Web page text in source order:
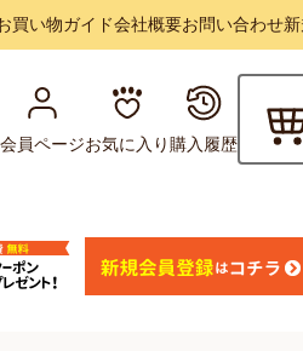
買い物ガイド会社概要お問い合わせ
会員ページお気に入り購入履歴